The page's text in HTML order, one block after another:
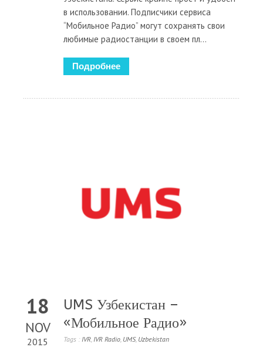
в использовании. Подписчики сервиса
“Мобильное Радио” могут сохранять свои
любимые радиостанции в своем пл...
Подробнее
18
NOV
2015
UMS Узбекистан –
«Мобильное Радио»
Tags : IVR, IVR Radio, UMS, Uzbekistan